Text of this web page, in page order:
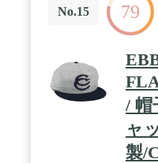
No.15 79
/ 帽
ャ
製/